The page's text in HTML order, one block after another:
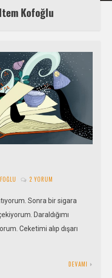
Kofoğlu
2 YORUM
Sonra bir sigara
Daraldığımı
Ceketimi alıp dışarı
DEVAMI